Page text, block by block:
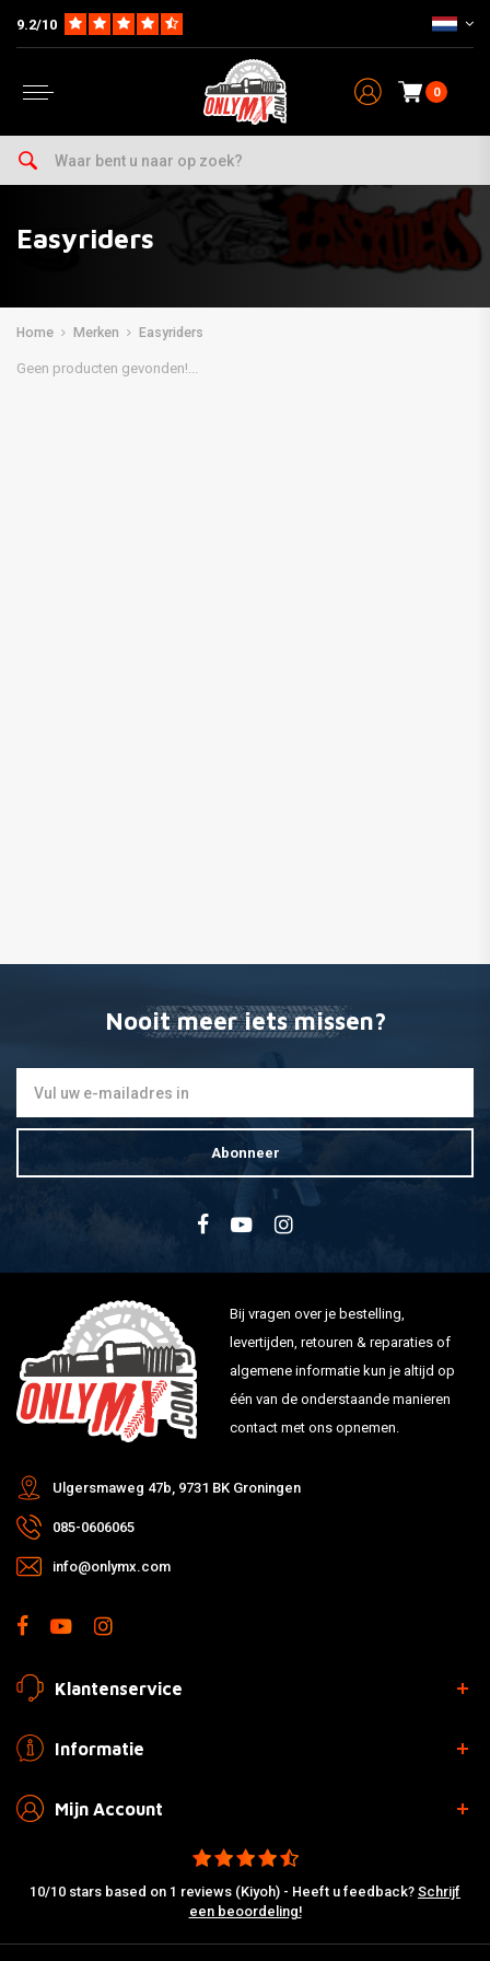
9.2/10
0
Easyriders
Home Merken Easyriders
Geen producten gevonden!...
Nooit meer iets missen?
Abonneer
Bij vragen over je bestelling,
levertijden, retouren & reparaties of
algemene informatie kun je altijd op
één van de onderstaande manieren
contact met ons opnemen.
Ulgersmaweg 47b, 9731 BK Groningen
085-0606065
info@onlymx.com
Klantenservice
Informatie
Mijn Account
10/10 stars based on 1 reviews (Kiyoh) - Heeft u feedback? Schrijf
een beoordeling!